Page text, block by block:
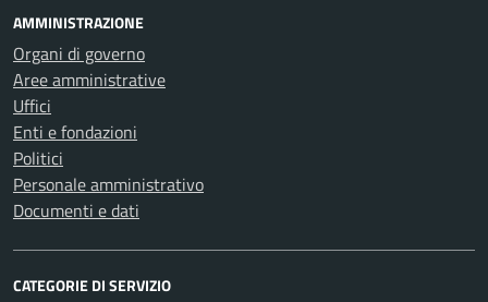
AMMINISTRAZIONE
Organi di governo
Aree amministrative
Uffici
Enti e fondazioni
Politici
Personale amministrativo
Documenti e dati
CATEGORIE DI SERVIZIO